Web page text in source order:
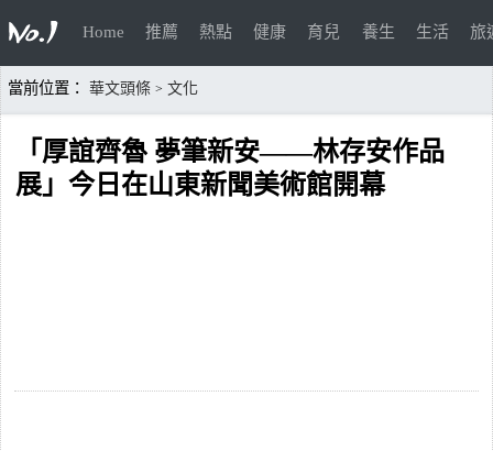
Home 推薦 熱點 健康 育兒 養生 生活 旅
當前位置： 華文頭條 > 文化
「厚誼齊魯 夢筆新安——林存安作品
展」今日在山東新聞美術館開幕